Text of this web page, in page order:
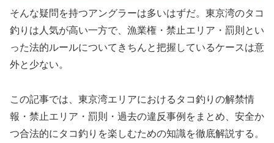
そんな疑問を持つアングラーは多いはずだ。東京湾のタコ
釣りは人気が高い一方で、漁業権・禁止エリア・罰則とい
った法的ルールについてきちんと把握しているケースは意
外と少ない。
この記事では、東京湾エリアにおけるタコ釣りの解禁情
報・禁止エリア・罰則・過去の違反事例をまとめ、安全か
つ合法的にタコ釣りを楽しむための知識を徹底解説する。